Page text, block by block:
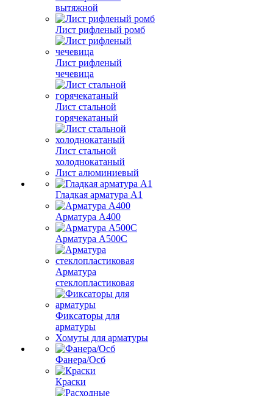
вытяжной
Лист рифленый ромб
Лист рифленый
чечевица
Лист стальной
горячекатаный
Лист стальной
холоднокатаный
Лист алюминиевый
Гладкая арматура А1
Арматура А400
Арматура A500C
Арматура
стеклопластиковая
Фиксаторы для
арматуры
Хомуты для арматуры
Фанера/Осб
Краски